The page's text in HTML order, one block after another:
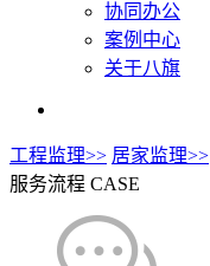
协同办公
案例中心
关于八旗
工程监理>> 居家监理>>
服务流程 CASE